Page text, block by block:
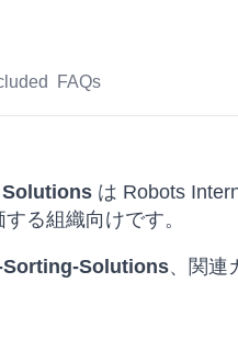
FAQs
は Robots
る組織向けです。
Solutions、関連